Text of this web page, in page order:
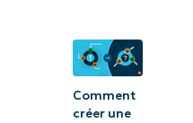
Comment
créer une